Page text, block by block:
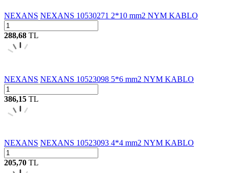
NEXANS NEXANS 10530271 2*10 mm2 NYM KABLO
288,68 TL
NEXANS NEXANS 10523098 5*6 mm2 NYM KABLO
386,15 TL
NEXANS NEXANS 10523093 4*4 mm2 NYM KABLO
205,70 TL